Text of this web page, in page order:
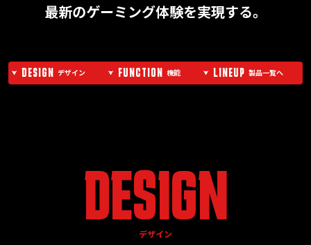
最新のゲーミング体験を実現する。
DESIGN デザイン FUNCTION 機能 LINEUP 製品一覧へ
DESIGN
デザイン